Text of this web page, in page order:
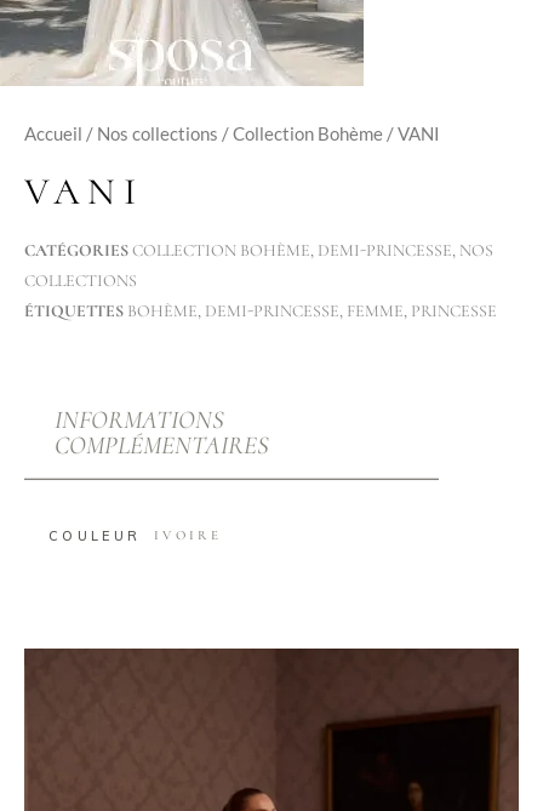
Accueil / Nos collections /Collection Bohème / VANI
VANI
CATÉGORIESCOLLECTION BOHÈME, DEMI-PRINCESSE, NOS
COLLECTIONS
ÉTIQUETTES BOHÈME, DEMI-PRINCESSE, FEMME, PRINCESSE
INFORMATIONS
COMPLÉMENTAIRES
COULEUR IVOIRE